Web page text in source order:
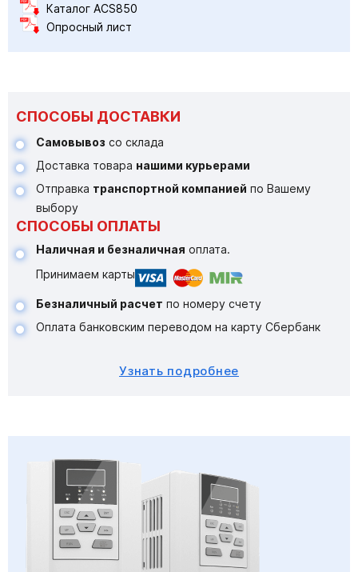
Каталог ACS850
Опросный лист
СПОСОБЫ ДОСТАВКИ
Самовывоз со склада
Доставка товара нашими курьерами
Отправка транспортной компанией по Вашему
выбору
СПОСОБЫ ОПЛАТЫ
Наличная и безналичная оплата.
Принимаем карты
Безналичный расчет по номеру счету
Оплата банковским переводом на карту Сбербанк
Узнать подробнее